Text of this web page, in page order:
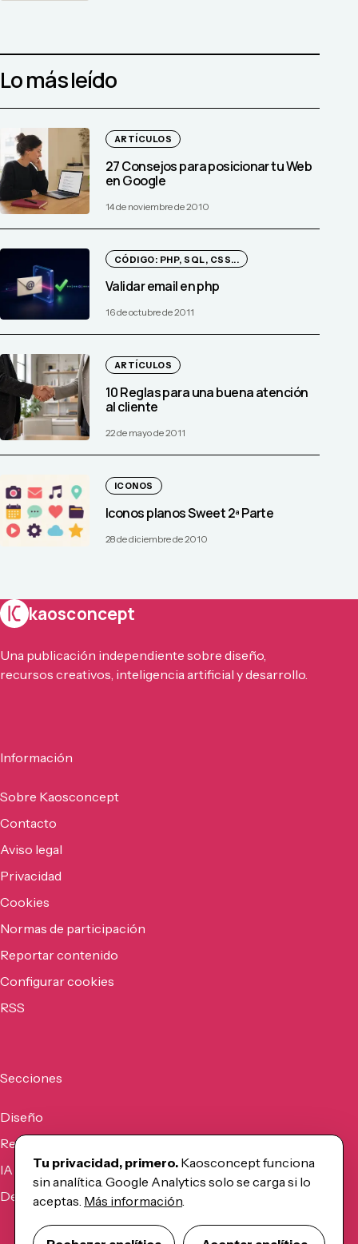
Lo más leído
ARTÍCULOS
27 Consejos para posicionar tu Web
en Google
14 de noviembre de 2010
CÓDIGO: PHP, SQL, CSS...
Validar email en php
16 de octubre de 2011
ARTÍCULOS
10 Reglas para una buena atención
al cliente
22 de mayo de 2011
ICONOS
Iconos planos Sweet 2ª Parte
28 de diciembre de 2010
kaosconcept
Una publicación independiente sobre diseño,
recursos creativos, inteligencia artificial y desarrollo.
Información
Sobre Kaosconcept
Contacto
Aviso legal
Privacidad
Cookies
Normas de participación
Reportar contenido
Configurar cookies
RSS
Secciones
Diseño
Recursos
IA
Desarrollo
Tu privacidad, primero. Kaosconcept funciona
sin analítica. Google Analytics solo se carga si lo
aceptas. Más información.